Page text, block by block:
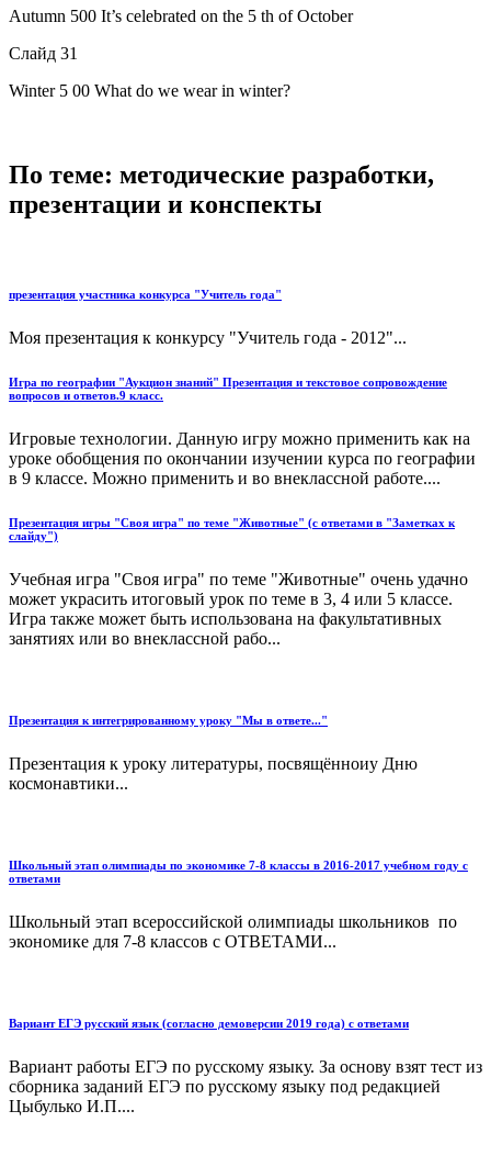
Autumn 500 It’s celebrated on the 5 th of October
Слайд 31
Winter 5 00 What do we wear in winter?
По теме: методические разработки,
презентации и конспекты
презентация участника конкурса "Учитель года"
Моя презентация к конкурсу "Учитель года - 2012"...
Игра по географии "Аукцион знаний" Презентация и текстовое сопровождение
вопросов и ответов.9 класс.
Игровые технологии. Данную игру можно применить как на
уроке обобщения по окончании изучении курса по географии
в 9 классе. Можно применить и во внеклассной работе....
Презентация игры "Своя игра" по теме "Животные" (с ответами в "Заметках к
слайду")
Учебная игра "Своя игра" по теме "Животные" очень удачно
может украсить итоговый урок по теме в 3, 4 или 5 классе.
Игра также может быть использована на факультативных
занятиях или во внеклассной рабо...
Презентация к интегрированному уроку "Мы в ответе..."
Презентация к уроку литературы, посвящённоиу Дню
космонавтики...
Школьный этап олимпиады по экономике 7-8 классы в 2016-2017 учебном году с
ответами
Школьный этап всероссийской олимпиады школьников по
экономике для 7-8 классов с ОТВЕТАМИ...
Вариант ЕГЭ русский язык (согласно демоверсии 2019 года) с ответами
Вариант работы ЕГЭ по русскому языку. За основу взят тест из
сборника заданий ЕГЭ по русскому языку под редакцией
Цыбулько И.П....